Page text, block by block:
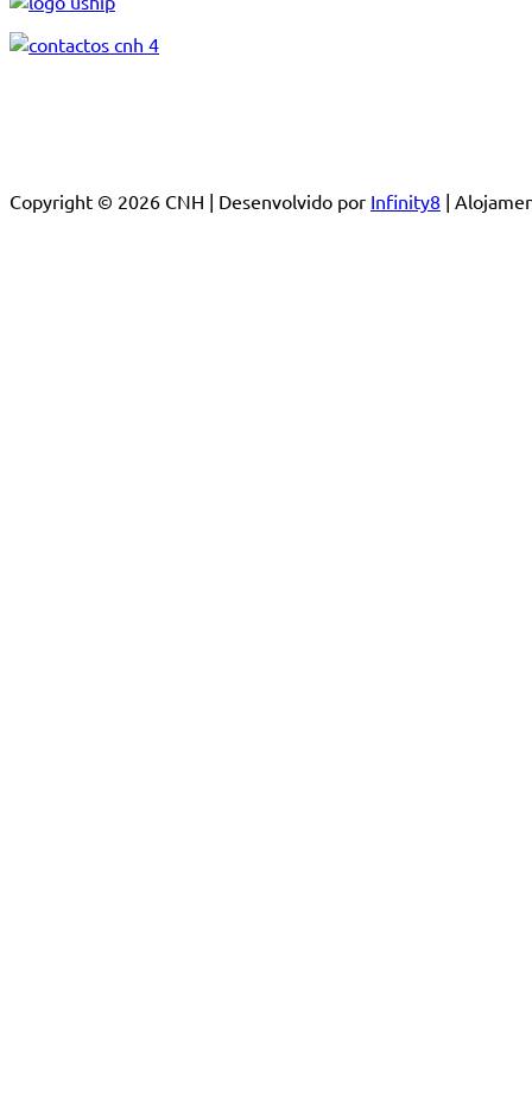
Copyright © 2026 CNH | Desenvolvido por Infinity8 |